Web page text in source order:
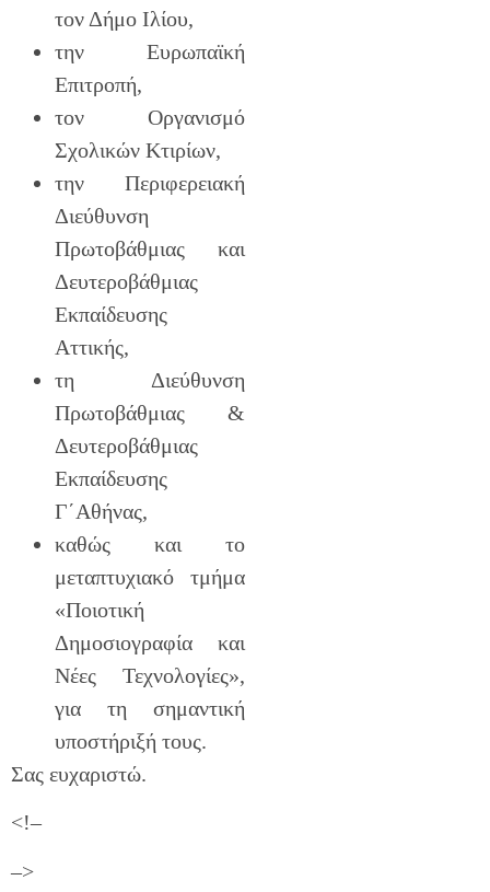
τον Δήμο Ιλίου,
την Ευρωπαϊκή
Επιτροπή,
τον Οργανισμό
Σχολικών Κτιρίων,
την Περιφερειακή
Διεύθυνση
Πρωτοβάθμιας και
Δευτεροβάθμιας
Εκπαίδευσης
Αττικής,
τη Διεύθυνση
Πρωτοβάθμιας &
Δευτεροβάθμιας
Εκπαίδευσης
Γ΄Αθήνας,
καθώς και το
μεταπτυχιακό τμήμα
«Ποιοτική
Δημοσιογραφία και
Νέες Τεχνολογίες»,
για τη σημαντική
υποστήριξή τους.
Σας ευχαριστώ.
<!–
–>